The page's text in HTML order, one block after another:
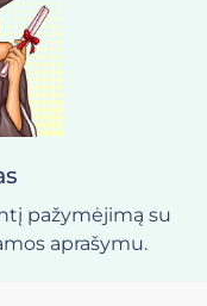
pažymėjimą su
aprašymu.